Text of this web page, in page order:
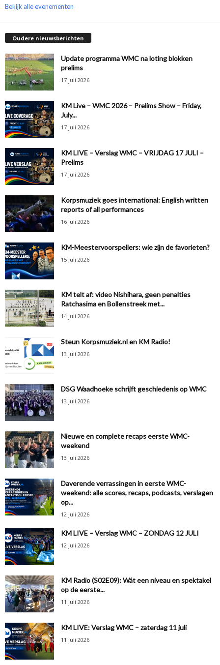
Bekijk alle evenementen
Oudere nieuwsberichten
Update programma WMC na loting blokken
prelims
17 juli 2026
KM Live – WMC 2026 – Prelims Show – Friday,
July...
17 juli 2026
KM LIVE – Verslag WMC – VRIJDAG 17 JULI –
Prelims
17 juli 2026
Korpsmuziek goes international: English written
reports of all performances
16 juli 2026
KM-Meestervoorspellers: wie zijn de favorieten?
15 juli 2026
KM telt af: video Nishihara, geen penalties
Ratchasima en Bollenstreek met...
14 juli 2026
Steun Korpsmuziek.nl en KM Radio!
13 juli 2026
DSG Waadhoeke schrijft geschiedenis op WMC
13 juli 2026
Nieuwe en complete recaps eerste WMC-
weekend
13 juli 2026
Daverende verrassingen in eerste WMC-
weekend: alle scores, recaps, podcasts, verslagen
op...
12 juli 2026
KM LIVE – Verslag WMC – ZONDAG 12 JULI
12 juli 2026
KM Radio (S02E09): Wát een niveau en spektakel
op de eerste...
11 juli 2026
KM LIVE: Verslag WMC – zaterdag 11 juli
11 juli 2026